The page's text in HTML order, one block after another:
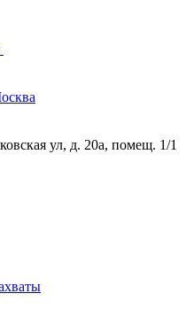
ул, д. 20а, помещ. 1/1